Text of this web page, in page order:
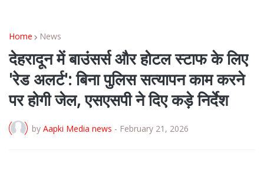
Home News
देहरादून में बाउंसर्स और होटल स्टाफ के लिए
'रेड अलर्ट': बिना पुलिस सत्यापन काम करने
पर होगी जेल, एसएसपी ने दिए कड़े निर्देश
by Aapki Media news - February 21, 2026